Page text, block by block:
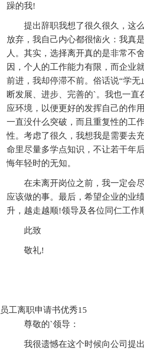
躁的我!
提出辞职我想了很久很久，这
放弃，我自己内心都很恼火：我真
人。其实，选择离开真的是非常不
因，个人的工作能力有限，而企业
前进，我却停滞不前。俗话说“学无
断发展、进步、完善的`。我也一直
应环境，以便更好的发挥自己的作
一直没什么突破，而且重复性的工
性。考虑了很久，我想我是需要去
命里尽量多学点知识，不让若干年
悔年轻时的无知。
在未离开岗位之前，我一定会
应该做的事。最后，希望企业的业
升，越走越顺!领导及各位同仁工作
此致
敬礼!
员工离职申请书优秀15
尊敬的`领导：
我很遗憾在这个时候向公司提